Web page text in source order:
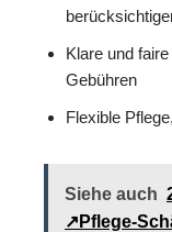
Klare und
Gebühren
Flexible
Siehe auch
↗️Pflege-